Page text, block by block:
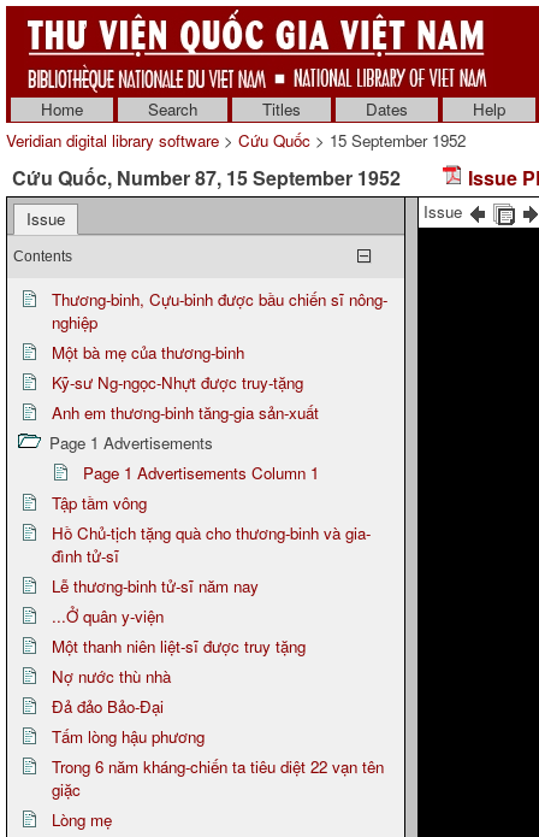
Home Search Titles Dates
Help
Veridian digital library software > Cứu Quốc > 15 September 1952
Cứu Quốc, Number 87, 15 September 1952 Issue
Issue
Contents
Thương-binh, Cựu-binh được bầu chiến sĩ nông-
nghiệp
Một bà mẹ của thương-binh
Kỹ-sư Ng-ngọc-Nhựt được truy-tặng
Anh em thương-binh tăng-gia sản-xuất
Page 1 Advertisements
Page 1 Advertisements Column 1
Tập tầm vông
Hồ Chủ-tịch tặng quà cho thương-binh và gia-
đình tử-sĩ
Lễ thương-binh tử-sĩ năm nay
...Ở quân y-viện
Một thanh niên liệt-sĩ được truy tặng
Nợ nước thù nhà
Đả đảo Bảo-Đại
Tấm lòng hậu phương
Trong 6 năm kháng-chiến ta tiêu diệt 22 vạn tên
giặc
Lòng mẹ
Issue